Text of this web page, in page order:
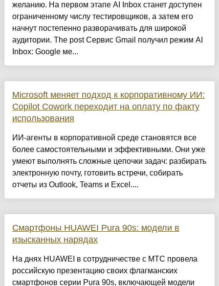
желанию. На первом этапе AI Inbox станет доступен
ограниченному числу тестировщиков, а затем его
начнут постепенно разворачивать для широкой
аудитории. The post Сервис Gmail получил режим AI
Inbox: Google ме...
Microsoft меняет подход к корпоративному ИИ:
Copilot Cowork переходит на оплату по факту
использования
ИИ-агенты в корпоративной среде становятся все
более самостоятельными и эффективными. Они уже
умеют выполнять сложные цепочки задач: разбирать
электронную почту, готовить встречи, собирать
отчеты из Outlook, Teams и Excel....
Смартфоны HUAWEI Pura 90s: модели в
изысканных нарядах
На днях HUAWEI в сотрудничестве с МТС провела
российскую презентацию своих флагманских
смартфонов серии Pura 90s, включающей модели